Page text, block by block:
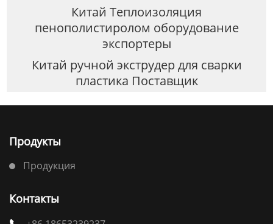
Китай Теплоизоляция
пенополистиролом оборудование
экспортеры
Китай ручной экструдер для сварки
пластика Поставщик
Продукты
Продукция
Контакты